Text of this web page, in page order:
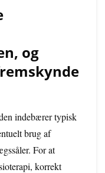
og
indebærer typisk
brug af
For at
korrekt